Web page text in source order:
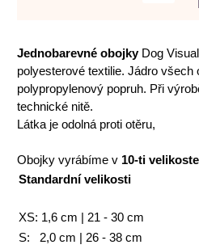
Jednobarevné obojky Dog
polyesterové textilie. Jádro všech
polypropylenový popruh. Při
technické nitě.
Látka je odolná proti otěru,
Obojky vyrábíme v 10-ti
Standardní velikosti
XS: 1,6 cm | 21 - 30 cm
S: 2,0 cm | 26 - 38 cm